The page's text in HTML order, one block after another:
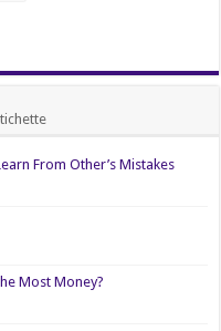
From Other’s Mistakes
Most Money?